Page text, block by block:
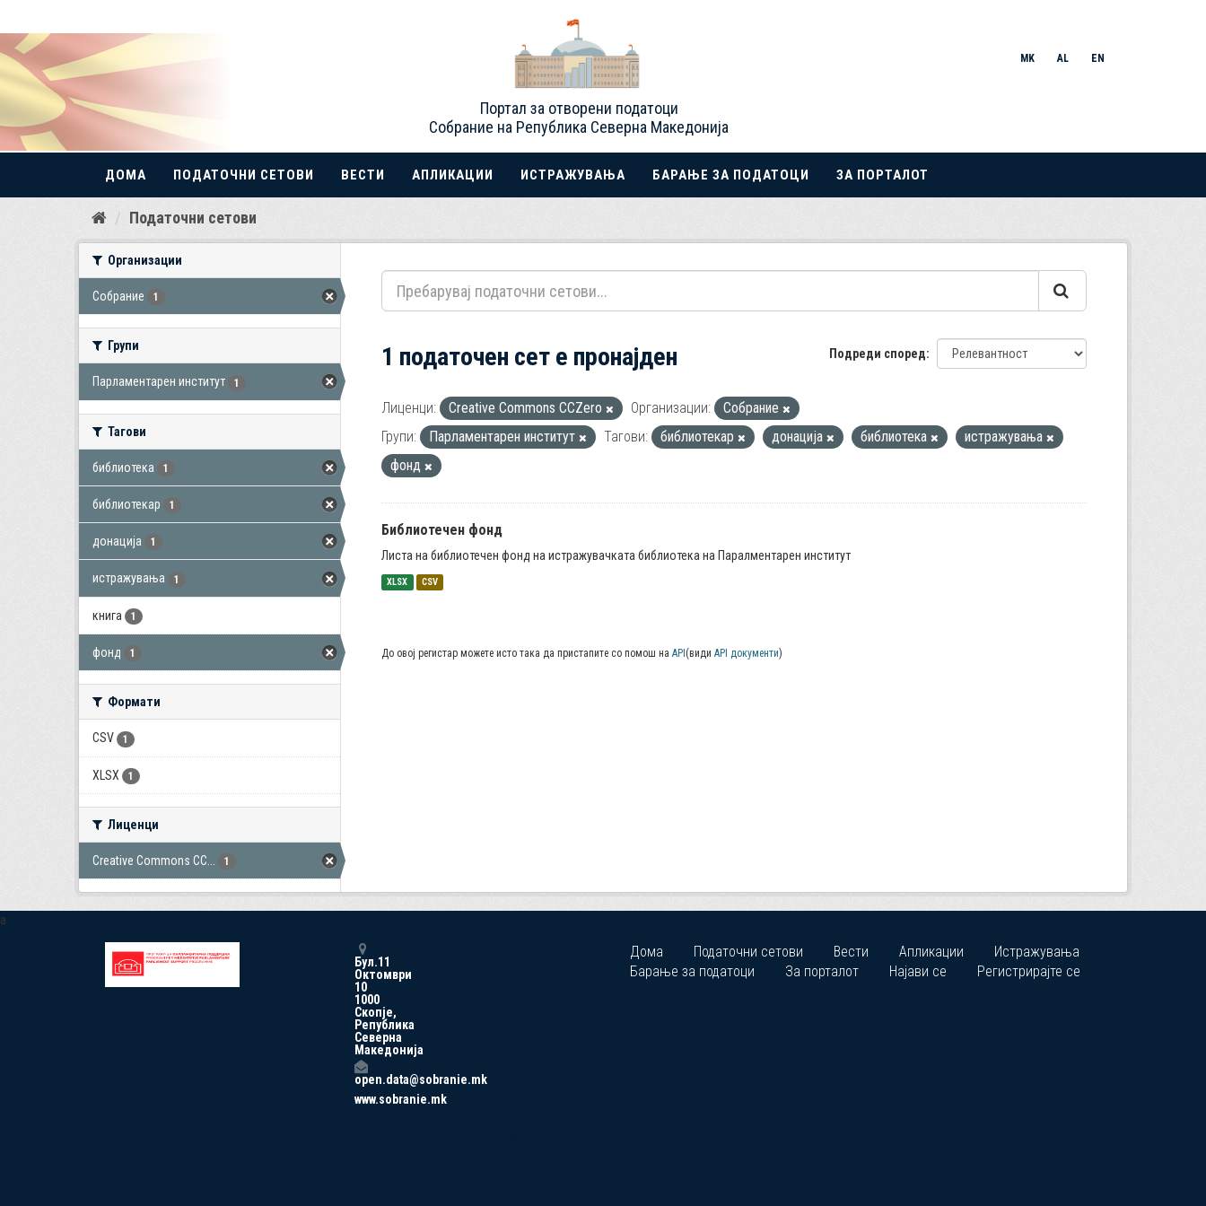
Прескокнете
Портал за отворени податоци
Собрание на Република Северна Македонија
MK AL EN
ДОМА ПОДАТОЧНИ СЕТОВИ ВЕСТИ АПЛИКАЦИИ ИСТРАЖУВАЊА БАРАЊЕ ЗА ПОДАТОЦИ ЗА ПОРТАЛОТ
Податочни сетови
Организации
Собрание 1
Групи
Парламентарен институт 1
Тагови
библиотека 1
библиотекар 1
донација 1
истражувања 1
книга 1
фонд 1
Формати
CSV 1
XLSX 1
Лиценци
Creative Commons CC... 1
Подреди според
1 податочен сет е пронајден
Лиценци: Creative Commons CCZero Организации:
Собрание
Групи:
Парламентарен институт Тагови: библиотекар донација библиотека
истражувања
фонд
Библиотечен фонд
Листа на библиотечен фонд на истражувачката библиотека на Паралментарен институт
XLSX CSV
До овој регистар можете исто така да пристапите со помош на API (види API документи)
a
Бул.11
Октомври
10
1000
Скопје,
Република
Северна
Македонија
open.data@sobranie.mk
www.sobranie.mk
Дома Податочни сетови Вести Апликации
Истражувања
Барање за податоци
За порталот Најави се Регистрирајте се